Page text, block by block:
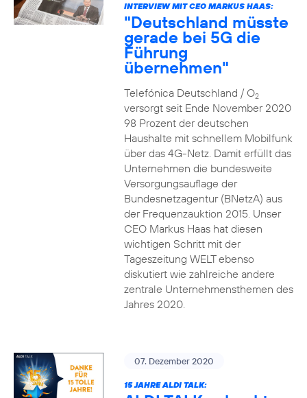
INTERVIEW MIT CEO MARKUS HAAS:
"Deutschland müsste
gerade bei 5G die
Führung
übernehmen"
Telefónica Deutschland / O2
versorgt seit Ende November 2020
98 Prozent der deutschen
Haushalte mit schnellem Mobilfunk
über das 4G-Netz. Damit erfüllt das
Unternehmen die bundesweite
Versorgungsauflage der
Bundesnetzagentur (BNetzA) aus
der Frequenzauktion 2015. Unser
CEO Markus Haas hat diesen
wichtigen Schritt mit der
Tageszeitung WELT ebenso
diskutiert wie zahlreiche andere
zentrale Unternehmensthemen des
Jahres 2020.
07. Dezember 2020
15 JAHRE ALDI TALK: